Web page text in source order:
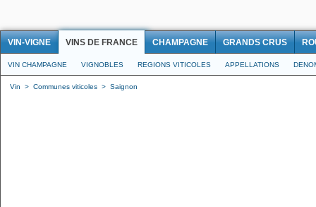
VIN-VIGNE VINS DE FRANCE CHAMPAGNE GRANDS CRUS
VIN CHAMPAGNE VIGNOBLES REGIONS VITICOLES APPELLATIONS
Vin > Communes viticoles > Saignon